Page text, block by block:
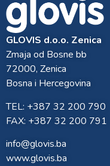
GLOVIS d.o.o. Zenica
Zmaja od Bosne bb
72000, Zenica
Bosna i Hercegovina
TEL: +387 32 200 790
FAX: +387 32 200 791
info@glovis.ba
www.glovis.ba